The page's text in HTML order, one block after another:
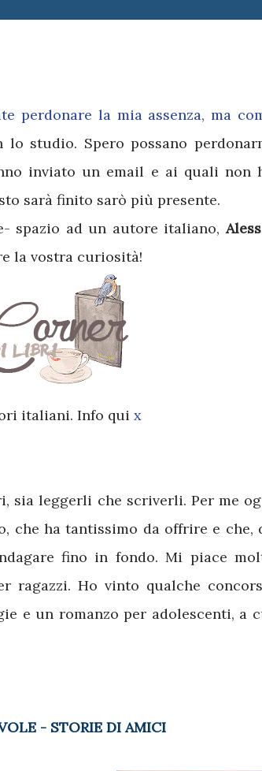
perdonare la mia assenza, ma
lo studio. Spero possano
inviato un email e ai quali non
sarà finito sarò più presente.
spazio ad un autore italiano,
la vostra curiosità!
italiani. Info qui x
sia leggerli che scriverli. Per me
che ha tantissimo da offrire e che,
fino in fondo. Mi piace
ragazzi. Ho vinto qualche
e un romanzo per adolescenti, a
- STORIE DI AMICI